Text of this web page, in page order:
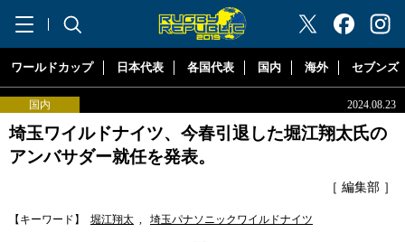
"ラグビーリパブリック"
ワールドカップ 日本代表 各国代表 国内 海外 セブンズ
国内 2024.08.23
埼玉ワイルドナイツ、今春引退した堀江翔太氏の
アンバサダー就任を発表。
［ 編集部 ］
【キーワード】 堀江翔太 , 埼玉パナソニックワイルドナイツ